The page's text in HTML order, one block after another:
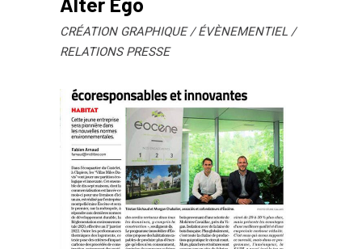
CRÉATION GRAPHIQUE
ÉVÈNEMENTIEL
RELATIONS PRESSE